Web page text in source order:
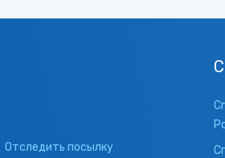
Отследить посылку